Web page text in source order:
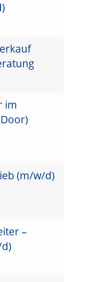
im
(m/w/d)
–